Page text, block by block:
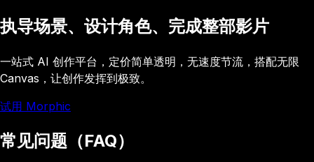
执导场景、设计角色、完成整部影片
一站式 AI 创作平台，定价简单透明，无速度节流，搭配无限
Canvas，让创作发挥到极致。
试用 Morphic
常见问题（FAQ）